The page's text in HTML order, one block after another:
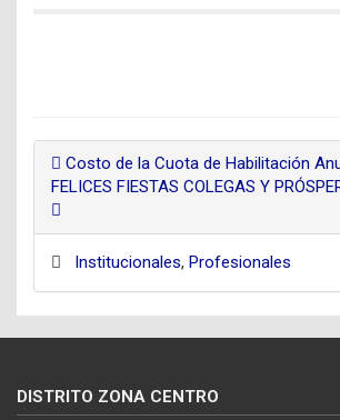
Costo de la Cuota de Habilitación
FELICES FIESTAS COLEGAS Y
Institucionales, Profesionales
DISTRITO ZONA CENTRO